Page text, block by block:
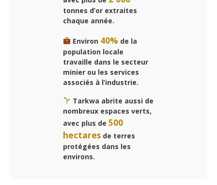
tonnes d’or extraites
chaque année.
Environ 40% de la
population locale
travaille dans le secteur
minier ou les services
associés à l’industrie.
Tarkwa abrite aussi de
nombreux espaces verts,
avec plus de 500
hectares de terres
protégées dans les
environs.